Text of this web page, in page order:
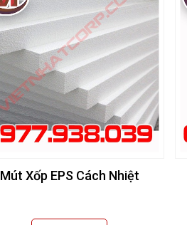
Mút Xốp EPS Cách Nhiệt